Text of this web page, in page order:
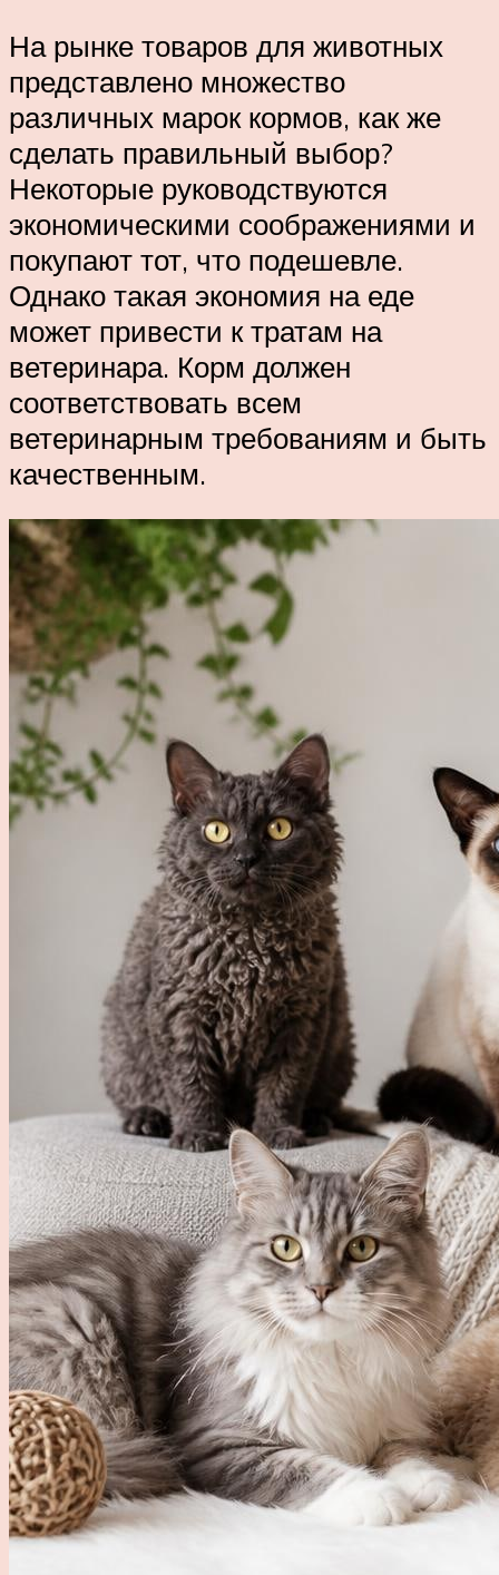
На рынке товаров для животных
представлено множество
различных марок кормов, как же
сделать правильный выбор?
Некоторые руководствуются
экономическими соображениями и
покупают тот, что подешевле.
Однако такая экономия на еде
может привести к тратам на
ветеринара. Корм должен
соответствовать всем
ветеринарным требованиям и быть
качественным.